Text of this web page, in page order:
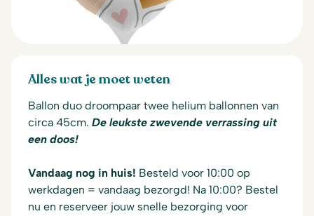
Alles wat je moet weten
Ballon duo droompaar twee helium ballonnen van
circa 45cm. De leukste zwevende verrassing uit
een doos!
Vandaag nog in huis! Besteld voor 10:00 op
werkdagen = vandaag bezorgd! Na 10:00? Bestel
nu en reserveer jouw snelle bezorging voor